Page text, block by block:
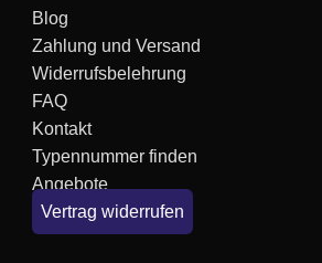
Blog
Zahlung und Versand
Widerrufsbelehrung
FAQ
Kontakt
Typennummer finden
Angebote
Vertrag widerrufen